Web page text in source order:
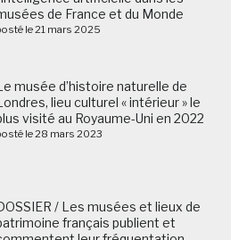
de France et du Monde
le 21 mars 2025
musée d’histoire naturelle de
lieu culturel « intérieur » le
visité au Royaume-Uni en 2022
le 28 mars 2023
/ Les musées et lieux de
français publient et